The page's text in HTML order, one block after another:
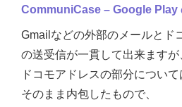
CommuniCase – Google Play
Gmailなどの外部のメールとド
の送受信が一貫して出来ますが
ドコモアドレスの部分につい
そのまま内包したもので、